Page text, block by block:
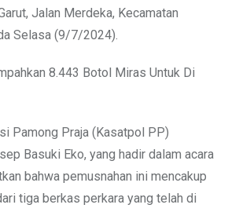
Jalan Merdeka, Kecamatan
Selasa (9/7/2024).
8.443 Botol Miras Untuk Di
Pamong Praja (Kasatpol PP)
Basuki Eko, yang hadir dalam acara
bahwa pemusnahan ini mencakup
tiga berkas perkara yang telah di